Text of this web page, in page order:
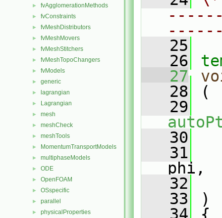
► fvAgglomerationMethods
► fvConstraints
► fvMeshDistributors
► fvMeshMovers
► fvMeshStitchers
► fvMeshTopoChangers
► fvModels
► generic
► lagrangian
► Lagrangian
► mesh
► meshCheck
► meshTools
► MomentumTransportModels
► multiphaseModels
► ODE
► OpenFOAM
► OSspecific
► parallel
► physicalProperties
   25
   26
   27
   28
(
   29
   30
   31
phi,
   32
   33
)
   34
{